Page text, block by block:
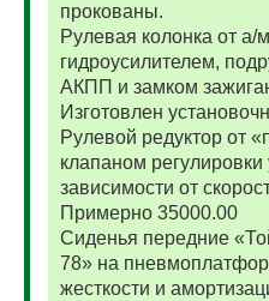
прокованы.
Рулевая колонка от а/
гидроусилителем,
АКПП и замком
Изготовлен
Рулевой редуктор от
клапаном
зависимости от
Примерно 35000.00
Сиденья передние
78» на
жесткости и